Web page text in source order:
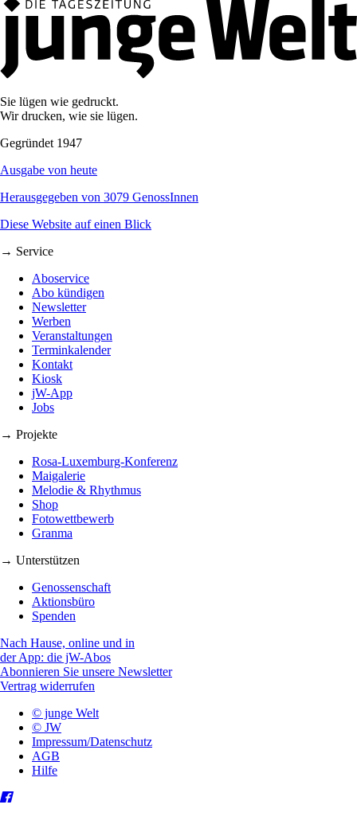
Sie lügen wie gedruckt.
Wir drucken, wie sie lügen.
Gegründet 1947
Ausgabe von heute
Herausgegeben von 3079 GenossInnen
Diese Website auf einen Blick
→ Service
Aboservice
Abo kündigen
Newsletter
Werben
Veranstaltungen
Terminkalender
Kontakt
Kiosk
jW-App
Jobs
→ Projekte
Rosa-Luxemburg-Konferenz
Maigalerie
Melodie & Rhythmus
Shop
Fotowettbewerb
Granma
→ Unterstützen
Genossenschaft
Aktionsbüro
Spenden
Nach Hause, online und in
der App: die jW-Abos
Abonnieren Sie unsere Newsletter
Vertrag widerrufen
© junge Welt
© JW
Impressum/Datenschutz
AGB
Hilfe